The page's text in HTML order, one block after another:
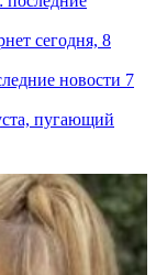
сегодня, 8
новости 7
пугающий